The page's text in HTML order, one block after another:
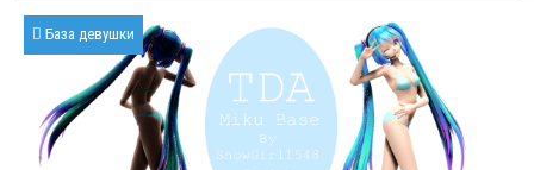
База девушки